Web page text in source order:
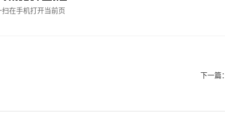
扫在手机打开当前页
下一篇：